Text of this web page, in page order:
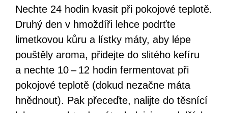
Nechte 24 hodin kvasit při pokojové teplotě.
Druhý den v hmoždíři lehce podrťte
limetkovou kůru a lístky máty, aby lépe
pouštěly aroma, přidejte do slitého kefíru
a nechte 10 – 12 hodin fermentovat při
pokojové teplotě (dokud nezačne máta
hnědnout). Pak přeceďte, nalijte do těsnící